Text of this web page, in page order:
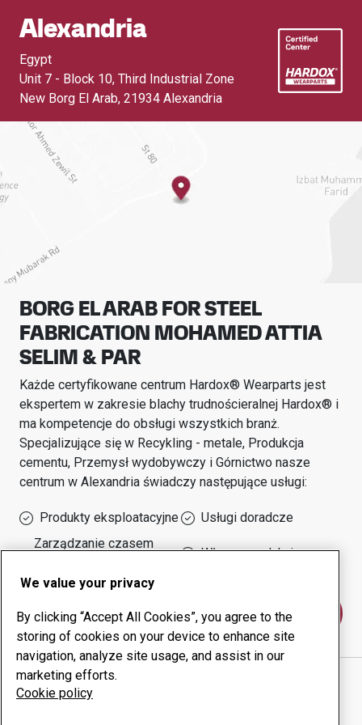
Alexandria
Egypt
Unit 7 - Block 10, Third Industrial Zone
New Borg El Arab, 21934 Alexandria
BORG EL ARAB FOR STEEL
FABRICATION MOHAMED ATTIA
SELIM & PAR
Każde certyfikowane centrum Hardox® Wearparts jest
ekspertem w zakresie blachy trudnościeralnej Hardox® i
ma kompetencje do obsługi wszystkich branż.
Specjalizujące się w Recykling - metale, Produkcja
cementu, Przemysł wydobywczy i Górnictwo nasze
centrum w Alexandria świadczy następujące usługi:
Produkty eksploatacyjne
Usługi doradcze
Zarządzanie czasem
Własna produkcja
Skontaktuj się z nami
BORG EL ARAB FOR STEEL FABRICATION MOHAMED
ATTIA SELIM & PAR
We value your privacy
By clicking “Accept All Cookies”, you agree to the
storing of cookies on your device to enhance site
navigation, analyze site usage, and assist in our
marketing efforts.
Cookie policy